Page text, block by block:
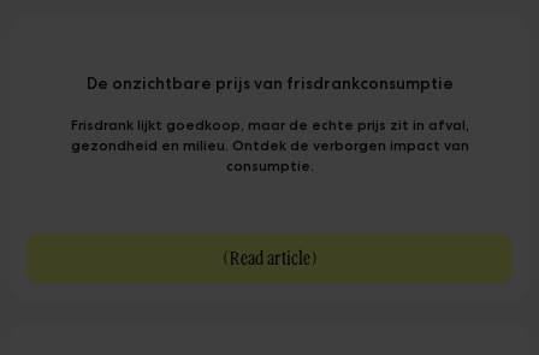
De onzichtbare prijs van frisdrankconsumptie
Frisdrank lijkt goedkoop, maar de echte prijs zit in afval,
gezondheid en milieu. Ontdek de verborgen impact van
consumptie.
(Read article)